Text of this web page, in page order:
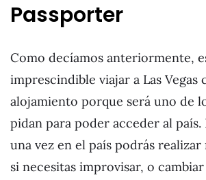
Passporter
Como decíamos anteriormente,
imprescindible viajar a Las Vegas
alojamiento porque será uno de
pidan para poder acceder al país.
una vez en el país podrás realizar
si necesitas improvisar, o